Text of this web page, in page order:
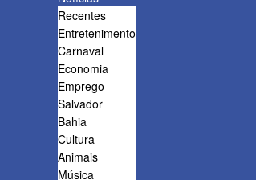
Recentes
Entretenimento
Carnaval
Economia
Emprego
Salvador
Bahia
Cultura
Animais
Música